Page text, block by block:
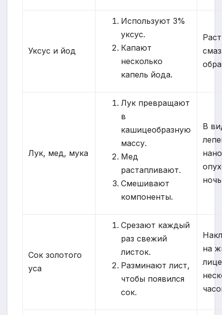
Уксус и йод
Используют 3%
уксус.
Капают
несколько
капель йода.
Лук, мед, мука
Лук превращают
в
кашицеобразную
массу.
Мед
растапливают.
Смешивают
компоненты.
В
ночь
Сок золотого
уса
Срезают каждый
раз свежий
листок.
Разминают лист,
чтобы появился
сок.
на